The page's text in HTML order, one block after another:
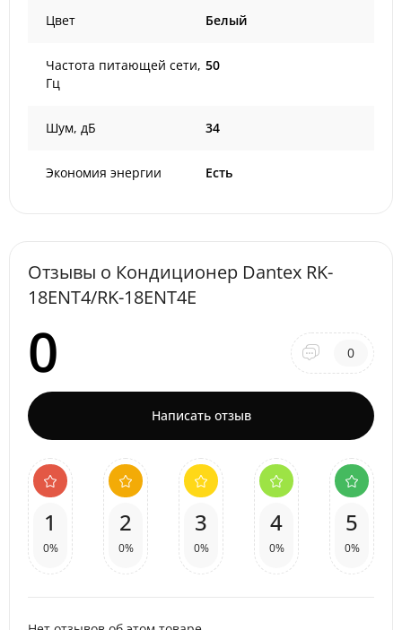
Цвет Белый
Частота питающей сети,
Гц
50
Шум, дБ 34
Экономия энергии Есть
Отзывы о Кондиционер Dantex RK-
18ENT4/RK-18ENT4E
0 0
Написать отзыв
1
0%
2
0%
3
0%
4
0%
5
0%